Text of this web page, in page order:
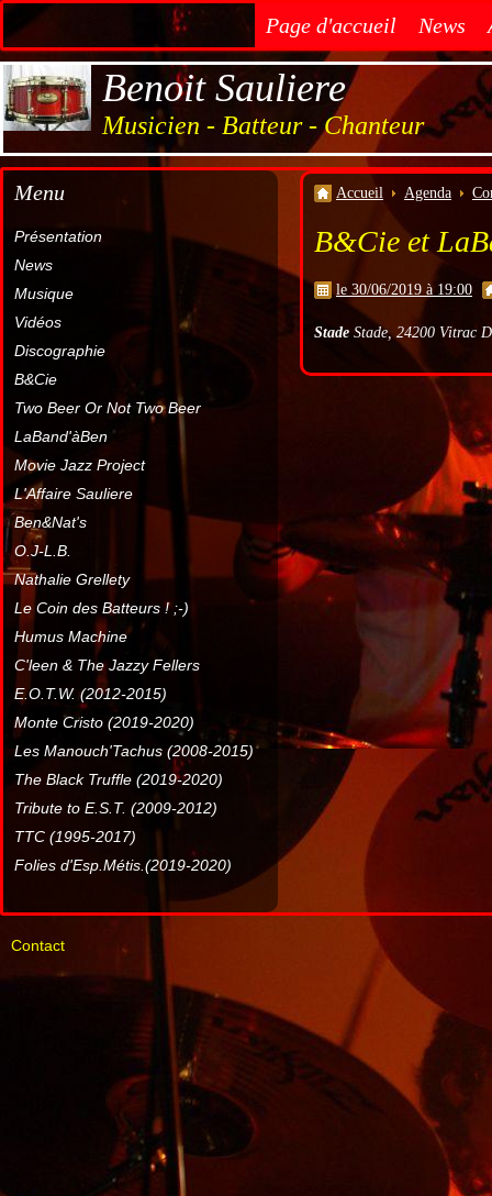
Page d'accueil News
Benoit Sauliere
Musicien - Batteur - Chanteur
Menu
Présentation
News
Musique
Vidéos
Discographie
B&Cie
Two Beer Or Not Two Beer
LaBand'àBen
Movie Jazz Project
L'Affaire Sauliere
Ben&Nat's
O.J-L.B.
Nathalie Grellety
Le Coin des Batteurs ! ;-)
Humus Machine
C'leen & The Jazzy Fellers
E.O.T.W. (2012-2015)
Monte Cristo (2019-2020)
Les Manouch'Tachus (2008-2015)
The Black Truffle (2019-2020)
Tribute to E.S.T. (2009-2012)
TTC (1995-2017)
Folies d'Esp.Métis.(2019-2020)
Accueil Agenda
B&Cie et
le 30/06/2019 à 19:00
Stade Stade, 24200 Vitrac
Contact